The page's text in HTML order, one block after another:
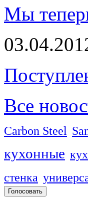
Мы
Все
Carbon Steel
кухонные
стенка